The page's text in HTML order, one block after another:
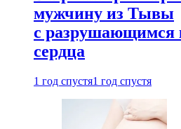
мужчину из Тывы
с разрушающимся
сердца
1 год спустя1 год спустя